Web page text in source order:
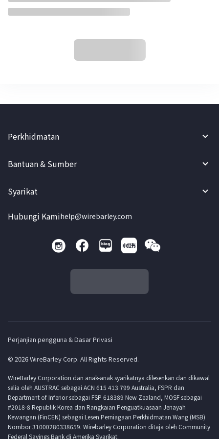
Perkhidmatan
Bantuan & Sumber
Syarikat
Hubungi Kamihelp@wirebarley.com
Perjanjian pengguna & Dasar Privasi
© 2026 WireBarley Corp. All Rights Reserved.
WireBarley Corporation dan anak-anak syarikatnya dilesenkan dan dikawal
selia oleh AUSTRAC sebagai ACN 615 413 799 Australia, FSPR dan
Department of Inferior sebagai FSP 618389 New Zealand, MOSF sebagai
#2018-8 Republik Korea dan Rangkaian Penguatkuasaan Jenayah
Kewangan (FinCEN) sebagai Lesen Perniagaan Perkhidmatan Wang (MSB)
Nombor 31000280338659. Wirebarley Corporation ditaja oleh Community
Federal Savings Bank di Amerika Syarikat.